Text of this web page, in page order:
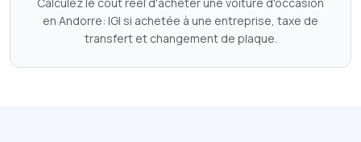
en Andorre: IGI si achetée à une entreprise, taxe de
transfert et changement de plaque.